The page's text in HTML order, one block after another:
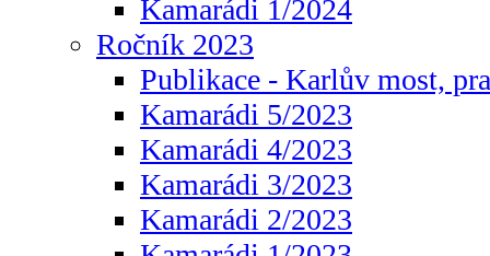
Kamarádi 1/2024
Ročník 2023
Publikace - Karlův most,
Kamarádi 5/2023
Kamarádi 4/2023
Kamarádi 3/2023
Kamarádi 2/2023